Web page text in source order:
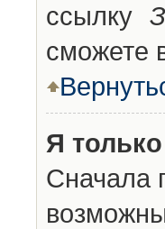
ссылку
сможете
Я
Сначала